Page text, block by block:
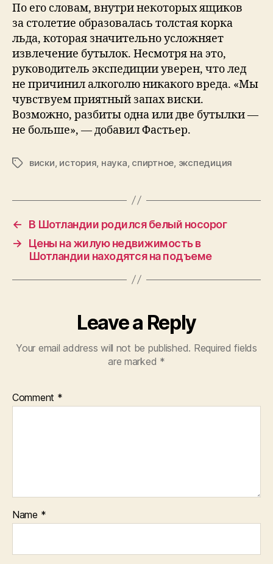
По его словам, внутри некоторых ящиков
за столетие образовалась толстая корка
льда, которая значительно усложняет
извлечение бутылок. Несмотря на это,
руководитель экспедиции уверен, что лед
не причинил алкоголю никакого вреда. «Мы
чувствуем приятный запах виски.
Возможно, разбиты одна или две бутылки —
не больше», — добавил Фастьер.
Tagsвиски история наука спиртное экспедиция
←
В Шотландии родился белый носорог
→
Цены на жилую недвижимость в
Шотландии находятся на подъеме
Leave a Reply
Your email address will not be published. Required fields
are marked *
Comment *
Name *